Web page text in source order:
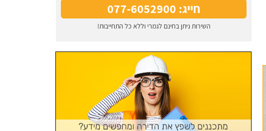
חייג: 077-6052900
השירות ניתן בחינם לגמרי וללא כל התחייבות!